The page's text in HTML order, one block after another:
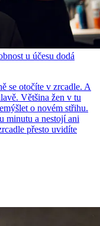
u účesu dodá
se otočíte v zrcadle. A
Většina žen v tu
o novém střihu.
minutu a nestojí ani
přesto uvidíte